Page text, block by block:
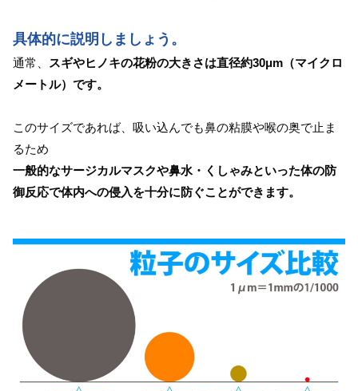
具体的に説明しましょう。
通常、
スギやヒノキの花粉の大きさは直径約30μm（マイクロ
メートル）です。
このサイズであれば、吸い込んでも鼻の粘膜や喉の奥で止ま
るため
一般的なサージカルマスクや鼻水・くしゃみといった体の防
御反応で体内への侵入を十分に防ぐことができます。